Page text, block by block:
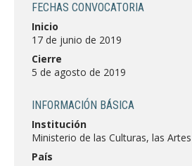
BIBLIOTECA
DEPARTAMENTOS
Estudiantes
Académicas/os
FECHAS CONVOCATORIA
Inicio
17 de junio de 2019
Cierre
5 de agosto de 2019
INFORMACIÓN BÁSICA
Institución
Ministerio de las Culturas, las
País